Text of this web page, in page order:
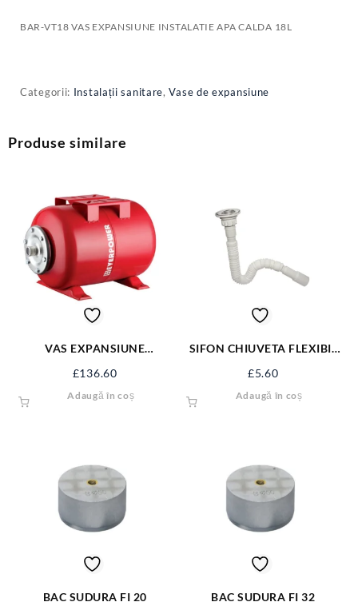
BAR-VT18 VAS EXPANSIUNE INSTALATIE APA CALDA 18L
Categorii: Instalații sanitare,Vase de expansiune
Produse similare
VAS EXPANSIUNE
£136.60
Adaugă în coș
SIFON CHIUVETA FLEXIBIL
£5.60
Adaugă în coș
BAC SUDURA FI 20
BAC SUDURA FI 32